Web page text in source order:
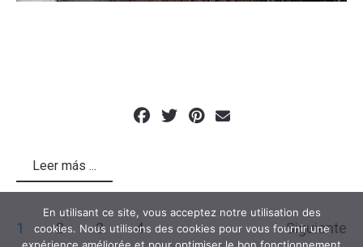
Leer más ...
1 2 3 4 Siguiente
En utilisant ce site, vous acceptez notre utilisation des
cookies. Nous utilisons des cookies pour vous fournir une